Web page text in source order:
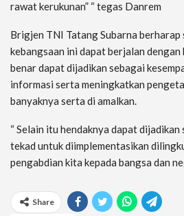
rawat kerukunan” “ tegas Danrem
Brigjen TNI Tatang Subarna
kebangsaan ini dapat berjalan dengan
benar dapat dijadikan sebagai
informasi serta meningkatkan
banyaknya serta di amalkan.
“ Selain itu hendaknya dapat
tekad untuk diimplementasikan
pengabdian kita kepada bangsa dan
Share